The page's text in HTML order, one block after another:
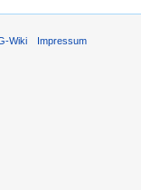
Wiki Impressum